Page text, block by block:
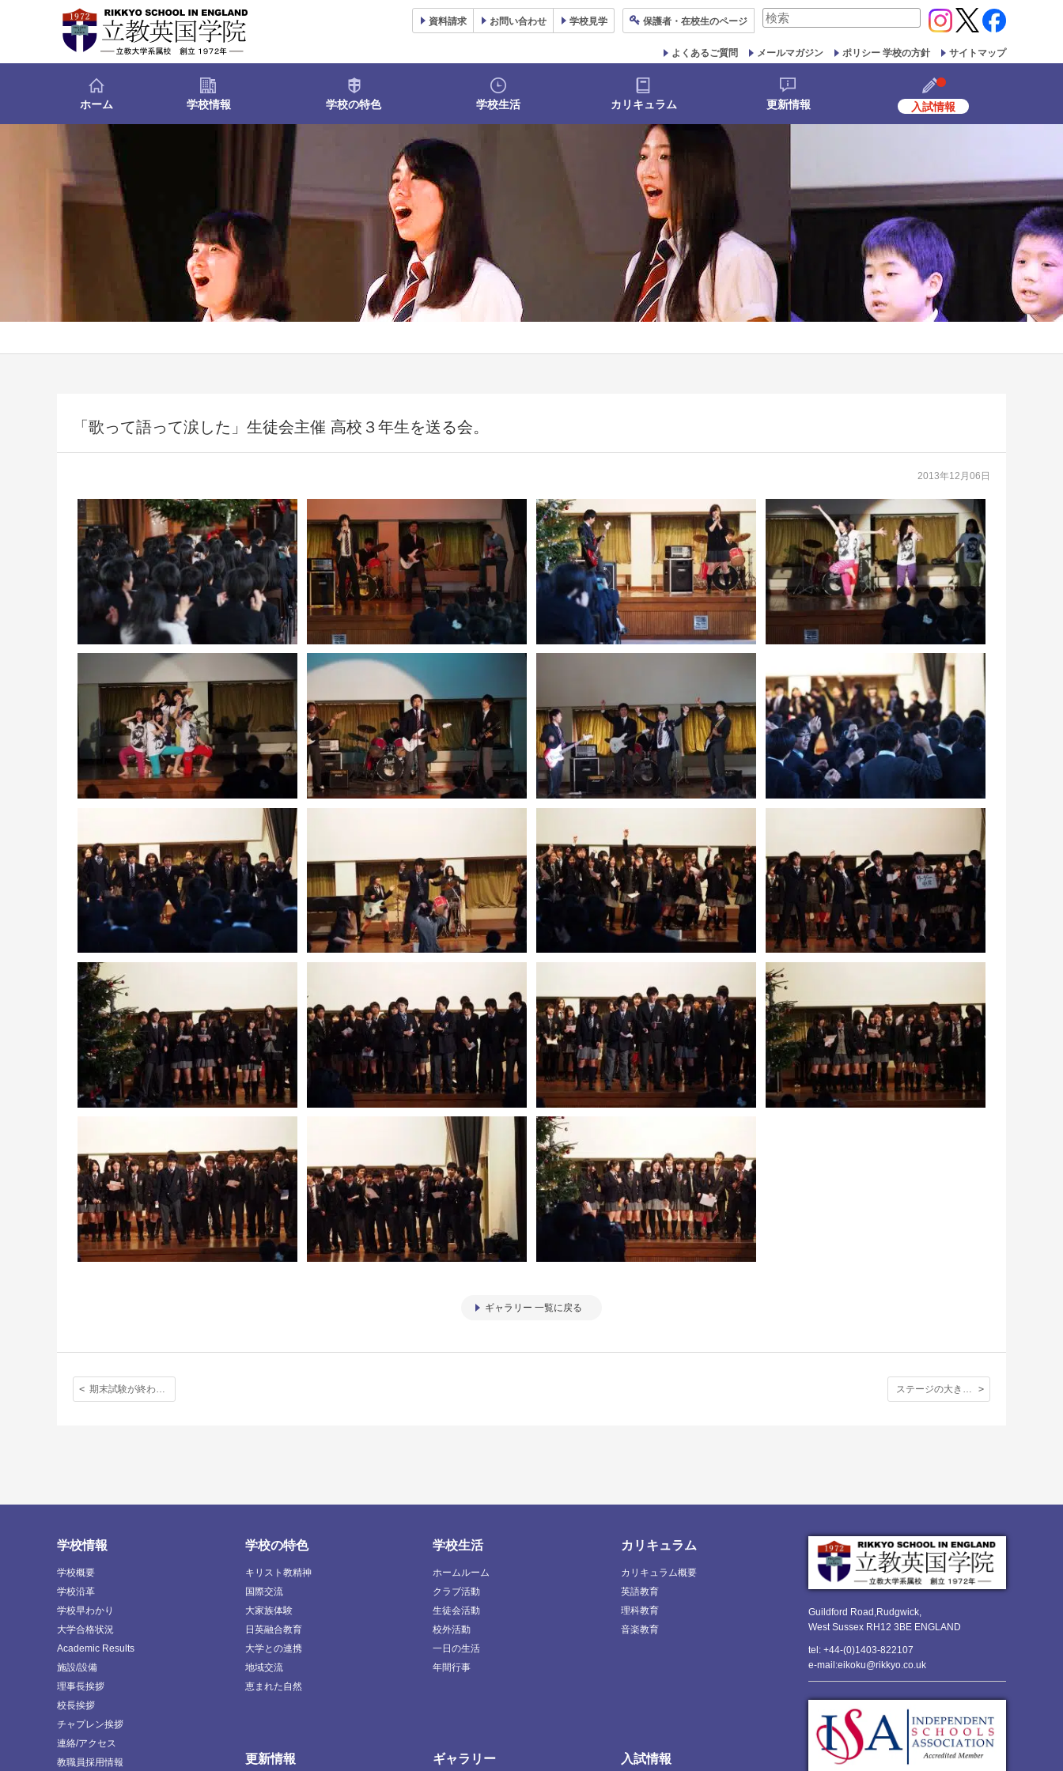
資料請求 お問い合わせ 学校見学 保護者 ・在校生のページ
検
対
象:
よくあるご質問 メールマガジン ポリシー 学校の方針 サイトマップ
ホーム 学校情報 学校の特色 学校生活 カリキュラム 更新情報 入試情報
「歌って語って涙した」生徒会主催 高校３年生を送る会。
2013年12月06日
ギャラリー 一覧に戻る
Guildford Road,Rudgwick,
West Sussex RH12 3BE ENGLAND
tel: +44-(0)1403-822107
e-mail:eikoku@rikkyo.co.uk
学校情報
学校概要
学校沿革
学校早わかり
大学合格状況
Academic Results
施設/設備
理事長挨拶
校長挨拶
チャプレン挨拶
連絡/アクセス
教職員採用情報
学校の特色
キリスト教精神
国際交流
大家族体験
日英融合教育
大学との連携
地域交流
恵まれた自然
学校生活
ホームルーム
クラブ活動
生徒会活動
校外活動
一日の生活
年間行事
カリキュラム
カリキュラム概要
英語教育
理科教育
音楽教育
更新情報 ギャラリー 入試情報